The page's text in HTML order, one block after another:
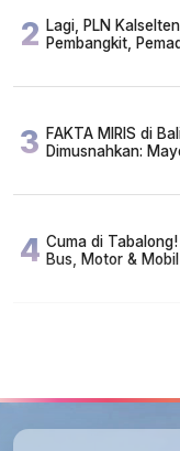
2 Lagi, PLN
Pembangkit,
3 FAKTA MIRIS di
Dimusnahkan:
4 Cuma di
Bus, Motor &